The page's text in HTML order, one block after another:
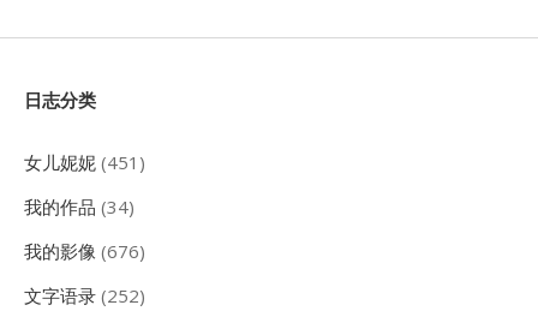
分
页
Sidebar
日志分类
女儿妮妮 (451)
我的作品 (34)
我的影像 (676)
文字语录 (252)